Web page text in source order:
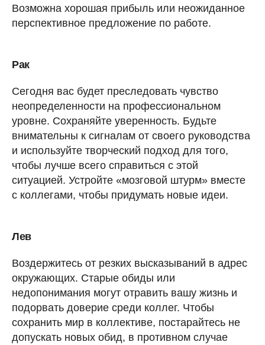
Возможна хорошая прибыль или неожиданное
перспективное предложение по работе.
Рак
Сегодня вас будет преследовать чувство
неопределенности на профессиональном
уровне. Сохраняйте уверенность. Будьте
внимательны к сигналам от своего руководства
и используйте творческий подход для того,
чтобы лучше всего справиться с этой
ситуацией. Устройте «мозговой штурм» вместе
с коллегами, чтобы придумать новые идеи.
Лев
Воздержитесь от резких высказываний в адрес
окружающих. Старые обиды или
недопонимания могут отравить вашу жизнь и
подорвать доверие среди коллег. Чтобы
сохранить мир в коллективе, постарайтесь не
допускать новых обид, в противном случае